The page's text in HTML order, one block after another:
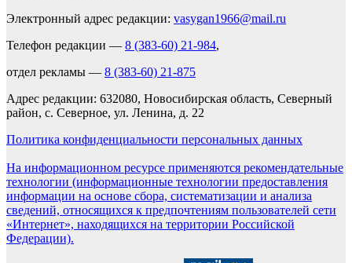
Электронный адрес редакции: vasygan1966@mail.ru
Телефон редакции — 8 (383-60) 21-984,
отдел рекламы — 8 (383-60) 21-875
Адрес редакции: 632080, Новосибирская область, Северный
район, с. Северное, ул. Ленина, д. 22
Политика конфиденциальности персональных данных
На информационном ресурсе применяются рекомендательные
технологии (информационные технологии предоставления
информации на основе сбора, систематизации и анализа
сведений, относящихся к предпочтениям пользователей сети
«Интернет», находящихся на территории Российской
Федерации).